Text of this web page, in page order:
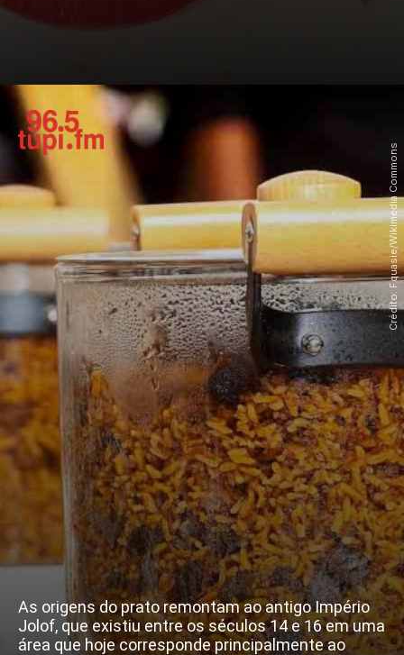
As origens do prato remontam ao antigo Império
Jolof, que existiu entre os séculos 14 e 16 em uma
área que hoje corresponde principalmente ao
Crédito: Fquasie/Wikimédia Commons